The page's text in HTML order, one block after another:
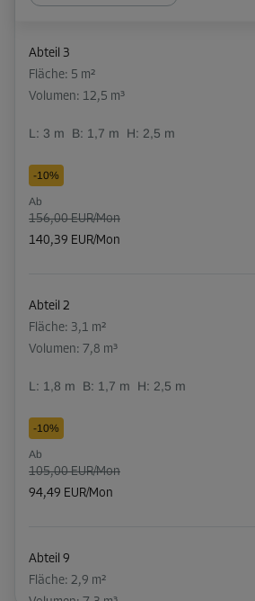
Abteil 3
Fläche: 5 m²
Volumen: 12,5 m³
L: 3 m B: 1,7 m H: 2,5 m
-10%
Ab
156,00 EUR/Mon
140,39 EUR/Mon
Abteil 2
Fläche: 3,1 m²
Volumen: 7,8 m³
L: 1,8 m B: 1,7 m H: 2,5 m
-10%
Ab
105,00 EUR/Mon
94,49 EUR/Mon
Abteil 9
Fläche: 2,9 m²